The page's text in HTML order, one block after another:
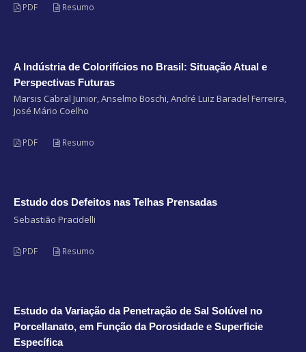
PDF Resumo
A Indústria de Colorifícios no Brasil: Situação Atual e
Perspectivas Futuras
Marsis Cabral Junior, Anselmo Boschi, André Luiz Baradel Ferreira,
José Mário Coelho
PDF Resumo
Estudo dos Defeitos nas Telhas Prensadas
Sebastião Pracidelli
PDF Resumo
Estudo da Variação da Penetração de Sal Solúvel no
Porcellanato, em Função da Porosidade e Superficie
Específica